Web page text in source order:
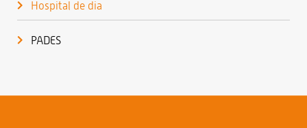
Hospital de dia
PADES